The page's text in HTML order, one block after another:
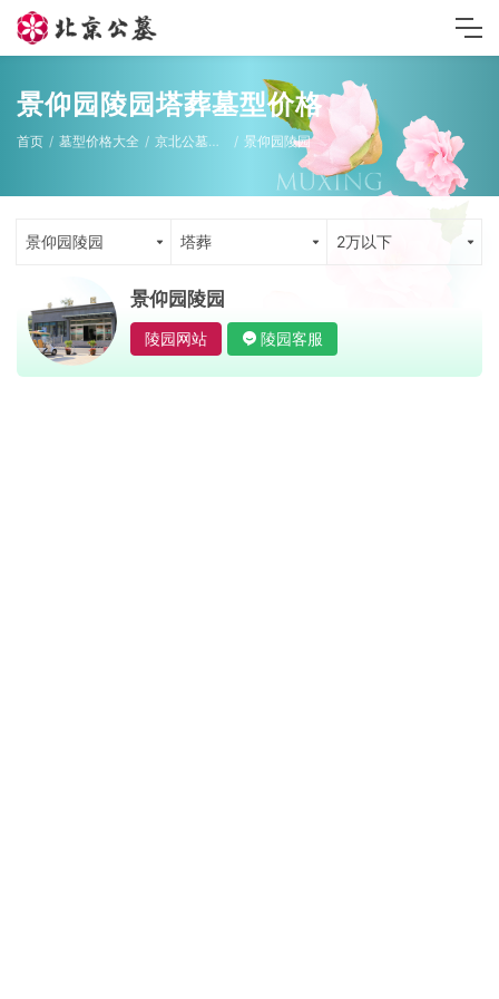
景仰园陵园塔葬墓型价格
首页 墓型价格大全 京北公墓墓型 景仰园陵园
景仰园陵园 塔葬 2万以下
景仰园陵园
陵园网站 陵园客服